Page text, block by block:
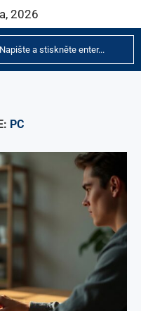
2026
PC